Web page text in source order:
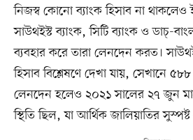
নিজস্ব কোনো ব্যাংক হিসাব না থাকলেও
সাউথইস্ট ব্যাংক, সিটি ব্যাংক ও ডাচ্-
ব্যবহার করে তারা লেনদেন করত।
হিসাব বিশ্লেষণে দেখা যায়, সেখানে
লেনদেন হলেও ২০২১ সালের ২৭ জুন
স্থিতি ছিল, যা আর্থিক জালিয়াতির সুস্পষ্ট